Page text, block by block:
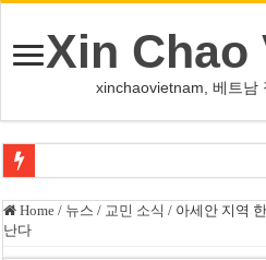
Xin Chao
xinchaovietnam, 베트남
쩐 타인 먼 베트남 국회의장 “외교 성과,
싱가포르 하오마트, 마지막 프리미엄 매
Home / 뉴스 / 교민 소식 / 아세안 지역
난다